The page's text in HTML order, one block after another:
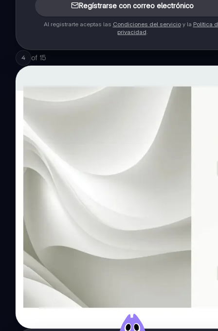
Regístrarse con correo electrónico
Al registrarte aceptas las Condiciones del servicioy la Política
privacidad.
4 of 15